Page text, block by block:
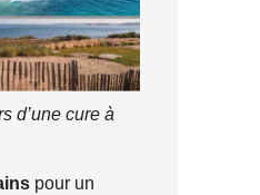
d’une cure à
pour un